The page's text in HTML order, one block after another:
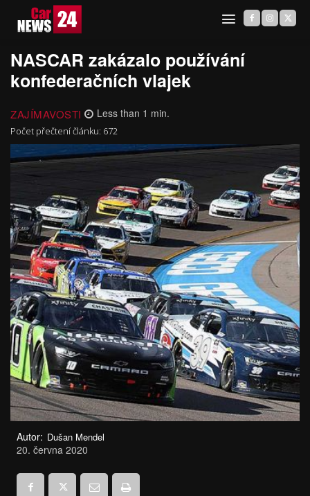
NASCAR zakázalo používání
konfederačních vlajek
ZAJÍMAVOSTI Less than 1 min.
Počet přečtení článku: 672
Autor: Dušan Mendel
20. června 2020